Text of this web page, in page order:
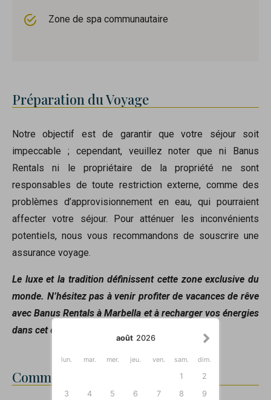
Zone de spa communautaire
Préparation du Voyage
Notre objectif est de garantir que votre séjour soit
impeccable ; cependant, veuillez noter que ni Banus
Rentals ni le propriétaire de la propriété ne sont
responsables de toute restriction externe, comme des
problèmes d’approvisionnement en eau, qui pourraient
affecter votre séjour. Pour atténuer les inconvénients
potentiels, nous vous recommandons de souscrire une
assurance voyage.
Le luxe et la tradition définissent cette zone exclusive du
monde. N’hésitez pas à venir profiter de vacances de rêve
avec Banus Rentals à Marbella et à recharger vos énergies
dans cet environnement méditerranéen unique.
Commentaires
août 2026
lun. mar. mer. jeu. ven. sam. dim.
1
2
3
4 5 6 7 8
9